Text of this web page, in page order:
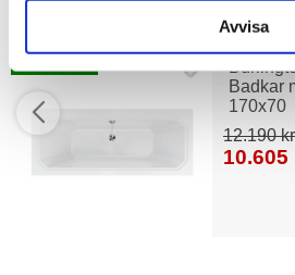
Avvisa
Badkar
170x70
12.190 kr
10.605
Fri frakt